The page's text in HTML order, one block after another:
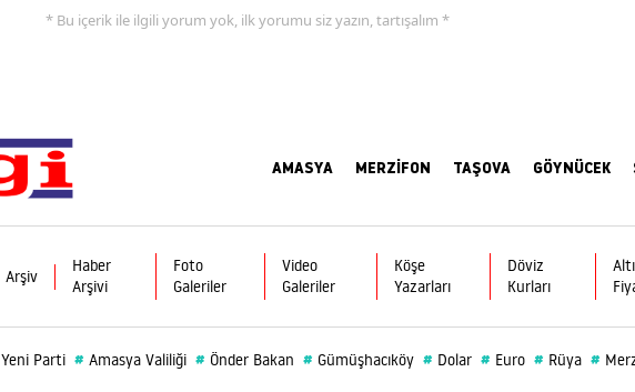
* Bu içerik ile ilgili yorum yok, ilk yorumu siz yazın, tartışalım *
AMASYA MERZİFON TAŞOVA GÖYNÜCEK
Arşiv
Haber
Arşivi
Foto
Galeriler
Video
Galeriler
Köşe
Yazarları
Döviz
Kurları
Yeni Parti # Amasya Valiliği # Önder Bakan # Gümüşhacıköy # Dolar # Euro # Rüya #